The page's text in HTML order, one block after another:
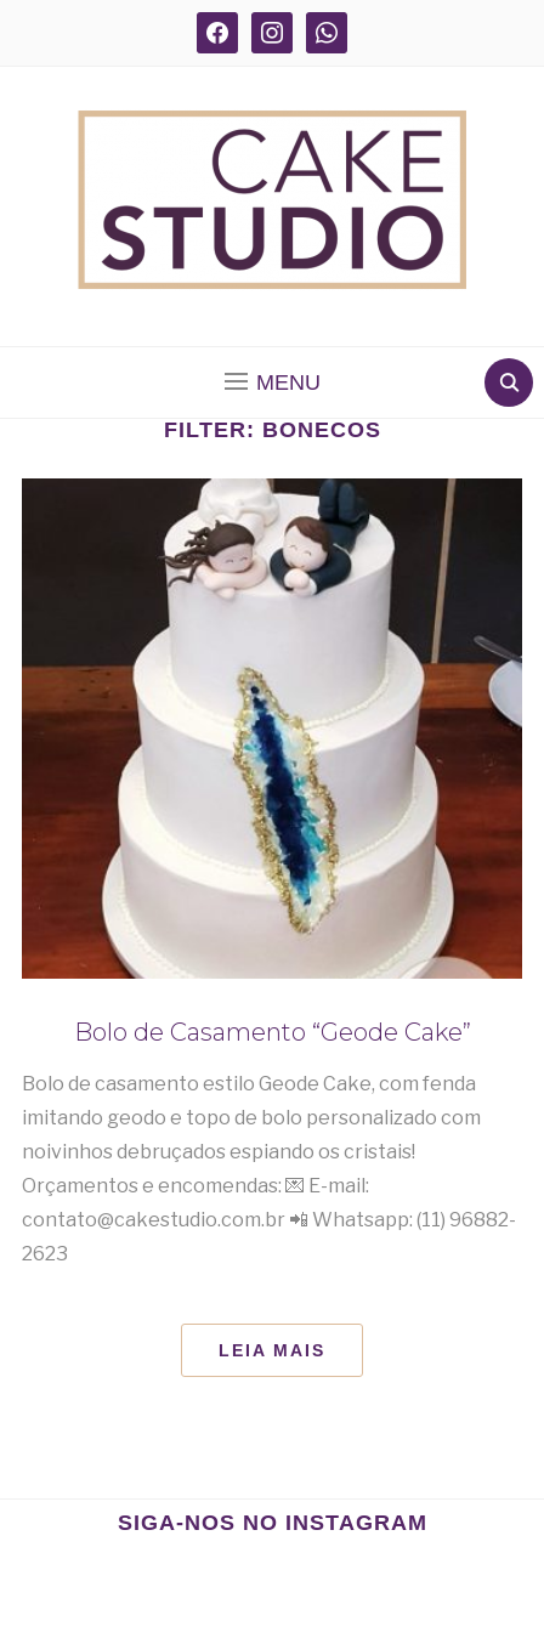
facebook instagram whatsapp
MENU
FILTER: BONECOS
Bolo de Casamento “Geode Cake”
Bolo de casamento estilo Geode Cake, com fenda
imitando geodo e topo de bolo personalizado com
noivinhos debruçados espiando os cristais!
Orçamentos e encomendas: 💌 E-mail:
contato@cakestudio.com.br 📲 Whatsapp: (11) 96882-
2623
LEIA MAIS
SIGA-NOS NO INSTAGRAM